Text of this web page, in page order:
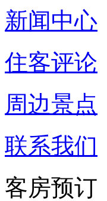
新闻中心
住客评论
周边景点
联系我们
客房预订